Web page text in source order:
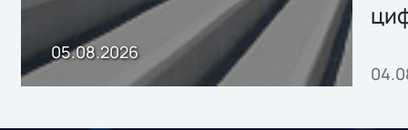
05.08.2026